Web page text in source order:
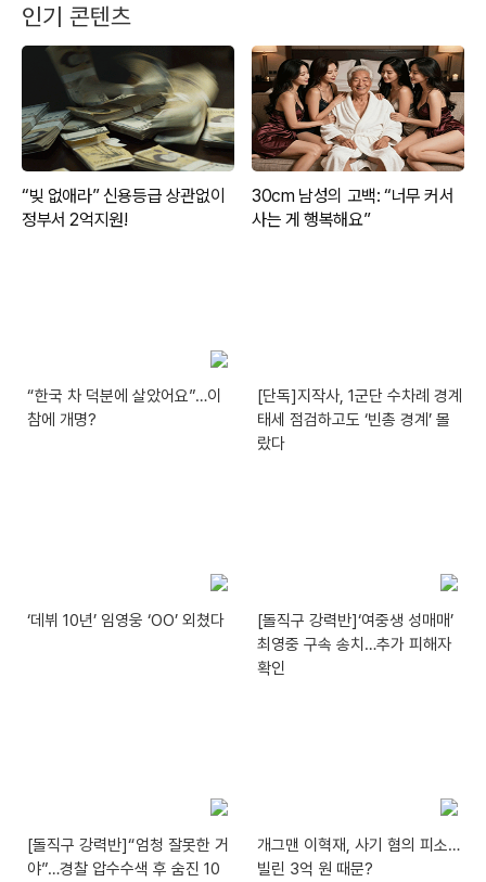
인기 콘텐츠
“한국 차 덕분에 살았어요”…이
참에 개명?
[단독]지작사, 1군단 수차례 경계
태세 점검하고도 ‘빈총 경계’ 몰
랐다
‘데뷔 10년’ 임영웅 ‘OO’ 외쳤다
[돌직구 강력반]‘여중생 성매매’
최영중 구속 송치…추가 피해자
확인
[돌직구 강력반]“엄청 잘못한 거
야”…경찰 압수수색 후 숨진 10
개그맨 이혁재, 사기 혐의 피소…
빌린 3억 원 때문?